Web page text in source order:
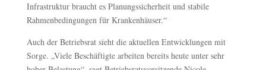
Infrastruktur braucht es Planungssicherheit und stabile
Rahmenbedingungen für Krankenhäuser.“
Auch der Betriebsrat sieht die aktuellen Entwicklungen mit
Sorge. „Viele Beschäftigte arbeiten bereits heute unter sehr